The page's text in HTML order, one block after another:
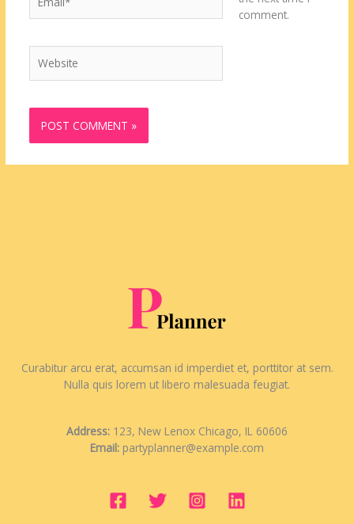
comment.
Curabitur arcu erat, accumsan id imperdiet et, porttitor at sem.
Nulla quis lorem ut libero malesuada feugiat.
Address: 123, New Lenox Chicago, IL 60606
Email: partyplanner@example.com